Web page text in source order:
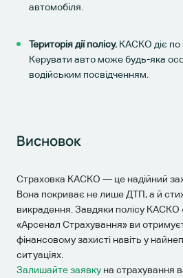
автомобіля.
Територія дії полісу. КАСКО діє по
Керувати авто може будь-яка
водійським посвідченням.
Висновок
Страховка КАСКО — це надійний
Вона покриває не лише ДТП, а й
викрадення. Завдяки полісу КАСКО
«Арсенал Страхування» ви
фінансовому захисті навіть у
ситуаціях.
Залишайте заявку на страхування